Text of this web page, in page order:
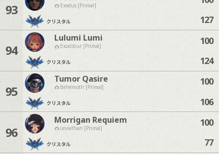
93 Exodus [Primal]
クリスタル
127
94
Lulumi Lumi
Excalibur [Primal]
クリスタル
100
124
95
Tumor Qasire
Behemoth [Primal]
クリスタル
100
106
96
Morrigan Requiem
Leviathan [Primal]
クリスタル
100
77